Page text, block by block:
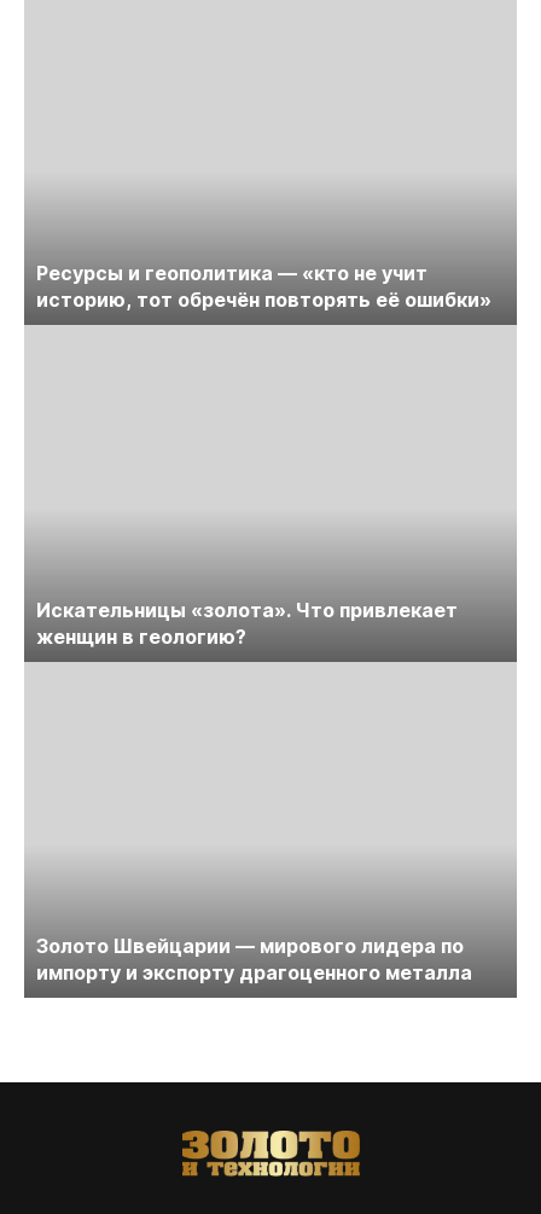
Ресурсы и геополитика — «кто не учит
историю, тот обречён повторять её ошибки»
Искательницы «золота». Что привлекает
женщин в геологию?
Золото Швейцарии — мирового лидера по
импорту и экспорту драгоценного металла